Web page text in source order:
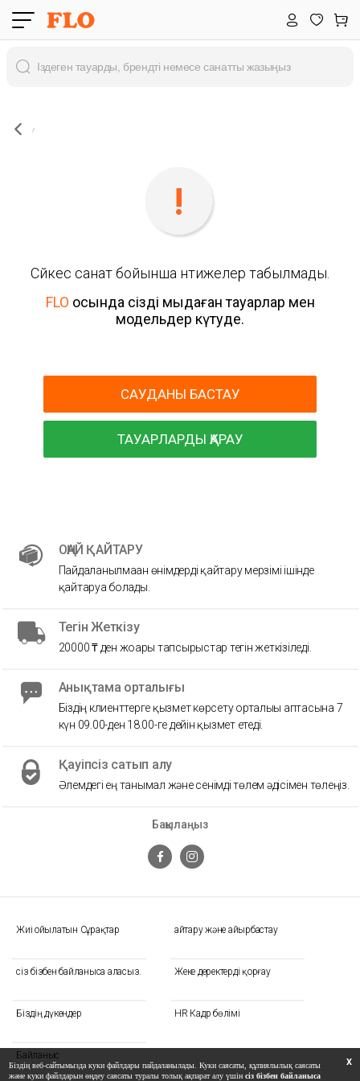
Сәйкес санат бойынша нәтижелер табылмады.
FLO осында сізді мыңдаған тауарлар мен
модельдер күтуде.
САУДАНЫ БАСТАУ
ТАУАРЛАРДЫ ҚАРАУ
Жиі Қойылатын Сұрақтар Қайтару және айырбастау
сіз бізбен байланыса аласыз. Жеке деректерді қорғау
Біздің дүкендер HR Кадр бөлімі
Байланыс
Бақылаңыз
ОҢАЙ ҚАЙТАРУ
Пайдаланылмаған өнімдерді қайтару мерзімі ішінде
қайтаруға болады.
Тегін Жеткізу
20000 ₸ ден жоғары тапсырыстар тегін жеткізіледі.
Анықтама орталығы
Біздің клиенттерге қызмет көрсету орталығы аптасына 7
күн 09.00-ден 18.00-ге дейін қызмет етеді.
Қауіпсіз сатып алу
Әлемдегі ең танымал және сенімді төлем әдісімен төлеңіз.
X
Біздің веб-сайтымызда куки файлдары пайдаланылады. Куки саясаты, құпиялылық саясаты
және куки файлдарын өңдеу саясаты туралы толық ақпарат алу үшін сіз бізбен байланыса